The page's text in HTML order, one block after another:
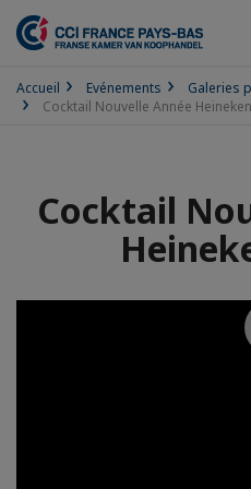
Accueil Evénements
Galeries
Cocktail Nouvelle Année
Cocktail